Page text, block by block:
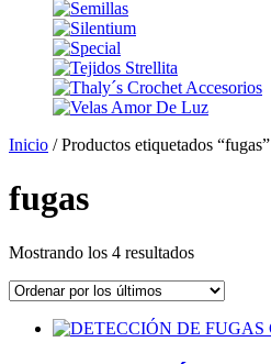
Inicio / Productos etiquetados “fugas”
fugas
Mostrando los 4 resultadosOrdenado
los